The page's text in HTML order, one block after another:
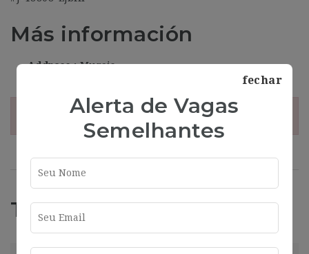
Más información
Address Murcia
¡Esta oferta esta caducada!
Trabajos Relacionados
fechar
Alerta de Vagas
Semelhantes